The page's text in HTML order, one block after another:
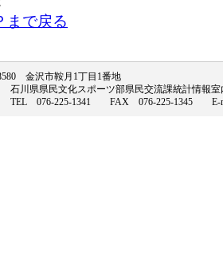
まで戻る
金沢市鞍月1丁目1番地
ツ部県民交流課統計情報室内（
FAX 076-225-1345 E-